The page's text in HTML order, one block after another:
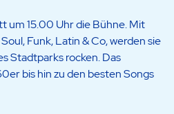
um 15.00 Uhr die Bühne. Mit
Funk, Latin & Co, werden sie
Stadtparks rocken. Das
bis hin zu den besten Songs